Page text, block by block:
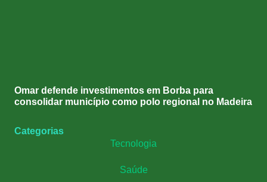
Omar defende investimentos em Borba para
consolidar município como polo regional no Madeira
Categorias
Tecnologia
Saúde